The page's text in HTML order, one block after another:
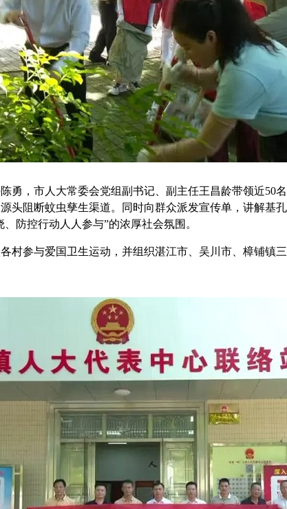
，市人大常委会党组副书记、副主任王昌龄带领近50
头阻断蚊虫孳生渠道。同时向群众派发宣传单，讲解基
防控行动人人参与”的浓厚社会氛围。
参与爱国卫生运动，并组织湛江市、吴川市、樟铺镇